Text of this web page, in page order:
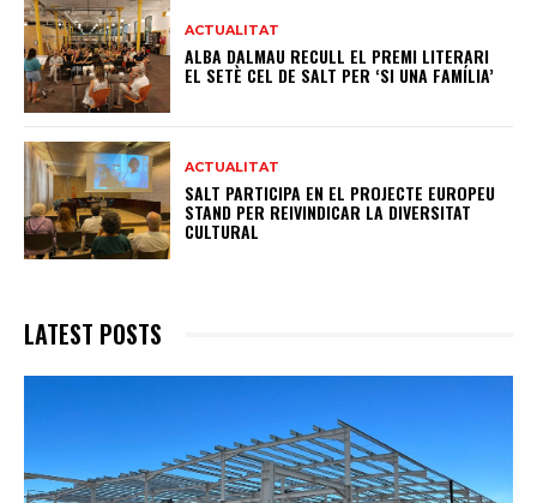
ACTUALITAT
ALBA DALMAU RECULL EL PREMI LITERARI
EL SETÈ CEL DE SALT PER ‘SI UNA FAMÍLIA’
ACTUALITAT
SALT PARTICIPA EN EL PROJECTE EUROPEU
STAND PER REIVINDICAR LA DIVERSITAT
CULTURAL
LATEST POSTS